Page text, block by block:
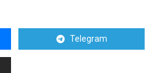
Telegram